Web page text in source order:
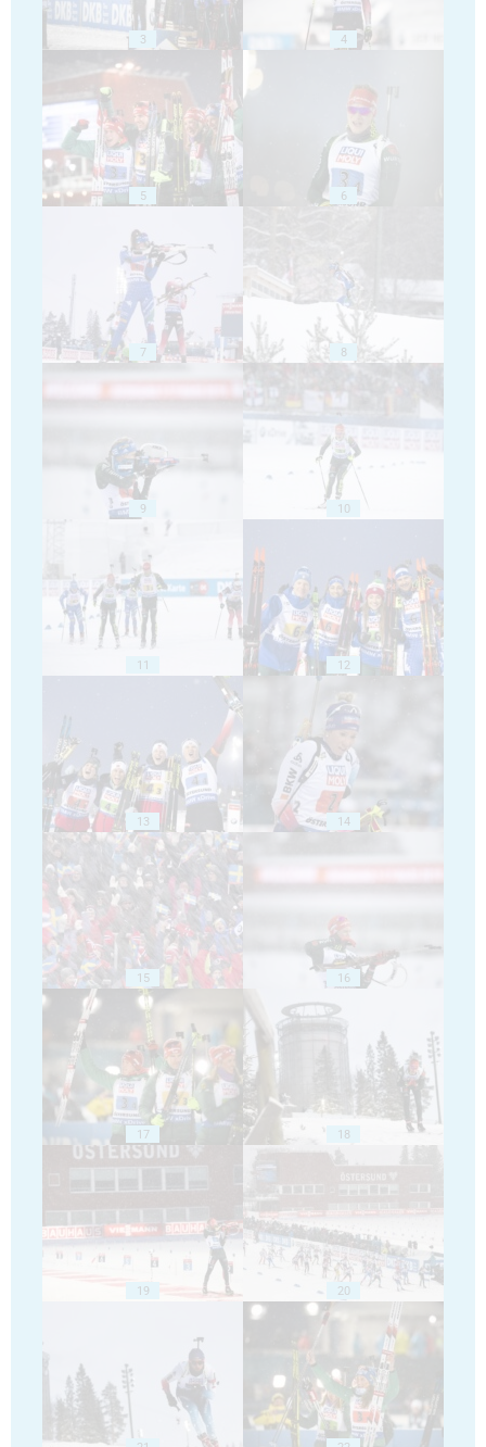
3 4
5 6
7 8
9 10
11 12
13 14
15 16
17 18
19 20